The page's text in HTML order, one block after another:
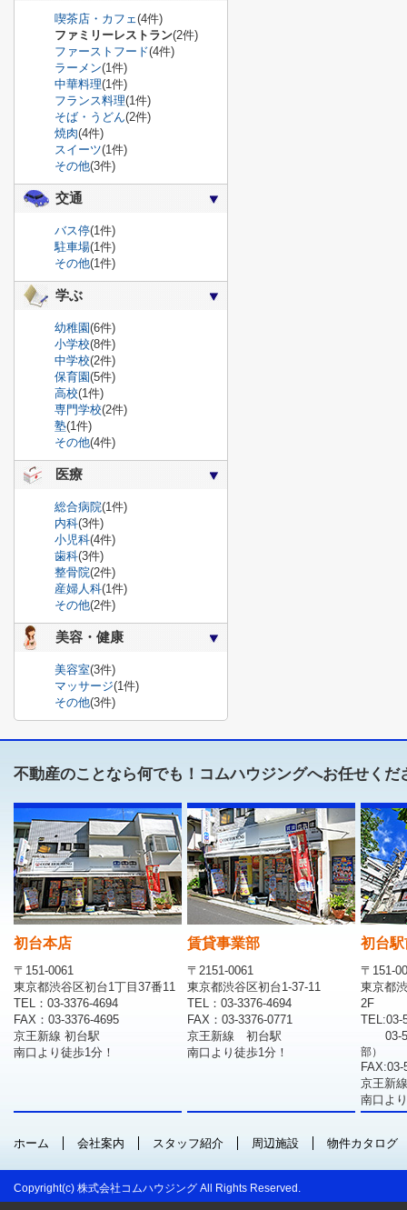
喫茶店・カフェ(4件)
ファミリーレストラン(2件)
ファーストフード(4件)
ラーメン(1件)
中華料理(1件)
フランス料理(1件)
そば・うどん(2件)
焼肉(4件)
スイーツ(1件)
その他(3件)
交通
バス停(1件)
駐車場(1件)
その他(1件)
学ぶ
幼稚園(6件)
小学校(8件)
中学校(2件)
保育園(5件)
高校(1件)
専門学校(2件)
塾(1件)
その他(4件)
医療
総合病院(1件)
内科(3件)
小児科(4件)
歯科(3件)
整骨院(2件)
産婦人科(1件)
その他(2件)
美容・健康
美容室(3件)
マッサージ(1件)
その他(3件)
不動産のことなら何でも！コムハウジングへお任せくだ
初台本店
〒151-0061
東京都渋谷区初台1丁目37番11
TEL：03-3376-4694
FAX：03-3376-4695
京王新線 初台駅
南口より徒歩1分！
賃貸事業部
〒2151-0061
東京都渋谷区初台1-37-11
TEL：03-3376-4694
FAX：03-3376-0771
京王新線 初台駅
南口より徒歩1分！
初台
〒151-
東京都
2F
TEL:03-
03-
部）
FAX:03-
京王新
南口よ
ホーム 会社案内 スタッフ紹介 周辺施設 物件カタログ
Copyright(c) 株式会社コムハウジング All Rights Reserved.